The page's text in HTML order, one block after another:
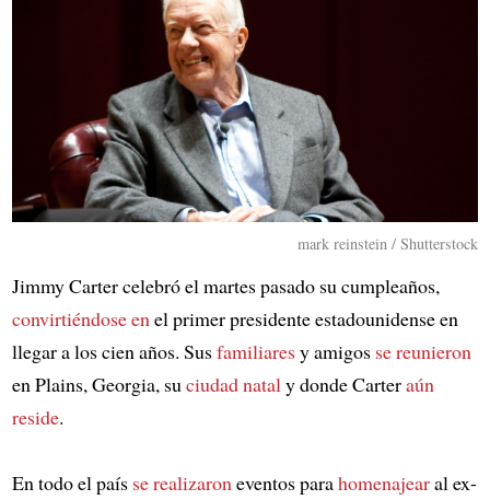
mark reinstein / Shutterstock
Jimmy Carter celebró el martes pasado su cumpleaños,
convirtiéndose en el primer presidente estadounidense en
llegar a los cien años. Susfamiliaresy amigos se reunieron
en Plains, Georgia, su ciudad natal y donde Carteraún
reside.
En todo el país se realizaron eventos parahomenajearal ex-